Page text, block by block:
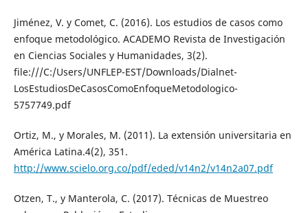
Jiménez, V. y Comet, C. (2016). Los estudios de casos como
enfoque metodológico. ACADEMO Revista de Investigación
en Ciencias Sociales y Humanidades, 3(2).
file:///C:/Users/UNFLEP-EST/Downloads/Dialnet-
LosEstudiosDeCasosComoEnfoqueMetodologico-
5757749.pdf
Ortiz, M., y Morales, M. (2011). La extensión universitaria en
América Latina.4(2), 351.
http://www.scielo.org.co/pdf/eded/v14n2/v14n2a07.pdf
Otzen, T., y Manterola, C. (2017). Técnicas de Muestreo